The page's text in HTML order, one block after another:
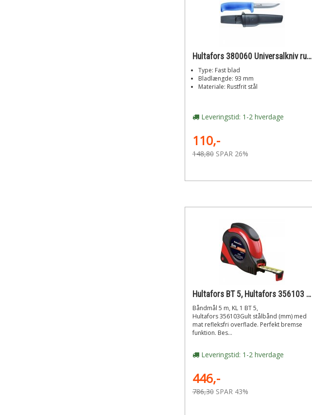
Hultafors 380060 Universalkniv rustfri med skede
Type: Fast blad
Bladlængde: 93 mm
Materiale: Rustfrit stål
Leveringstid: 1-2 hverdage
110,-
148,80 SPAR 26%
Hultafors BT 5, Hultafors 356103 Båndmål 5 m, KL 1
Båndmål 5 m, KL 1 BT 5,
Hultafors 356103Gult stålbånd (mm) med
mat refleksfri overflade. Perfekt bremse
funktion. Bes...
Leveringstid: 1-2 hverdage
446,-
786,30 SPAR 43%